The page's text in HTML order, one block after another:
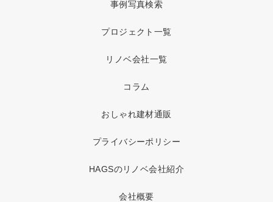
事例写真検索
プロジェクト一覧
リノベ会社一覧
コラム
おしゃれ建材通販
プライバシーポリシー
HAGSのリノベ会社紹介
会社概要